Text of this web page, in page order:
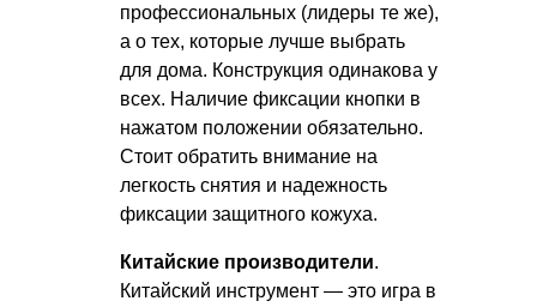
профессиональных (лидеры те же),
а о тех, которые лучше выбрать
для дома. Конструкция одинакова у
всех. Наличие фиксации кнопки в
нажатом положении обязательно.
Стоит обратить внимание на
легкость снятия и надежность
фиксации защитного кожуха.
Китайские производители.
Китайский инструмент — это игра в